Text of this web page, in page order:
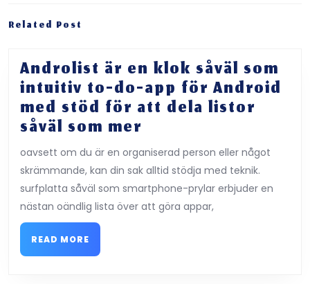
Previous
Related Post
Androlist är en klok såväl som
intuitiv to-do-app för Android
med stöd för att dela listor
såväl som mer
är
en
klok
såväl
oavsett om du är en organiserad person eller något
skrämmande, kan din sak alltid stödja med teknik.
surfplatta såväl som smartphone-prylar erbjuder en
nästan oändlig lista över att göra appar,
READ MORE
MORE